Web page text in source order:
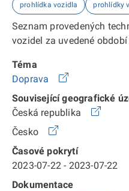
prohlídka vozidla prohlídky
Seznam provedených
vozidel za uvedené období
Téma
Doprava
Související geografické
Česká republika
Česko
Časové pokrytí
2023-07-22 - 2023-07-22
Dokumentace